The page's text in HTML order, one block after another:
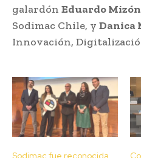
galardón Eduardo Mizón
Sodimac Chile, y Danica
Innovación,